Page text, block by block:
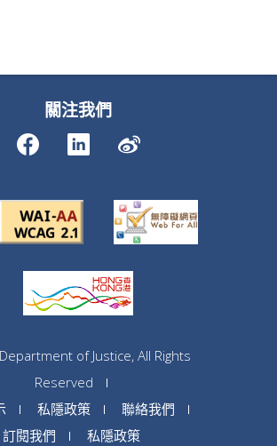
關注我們
of Justice, All Rights
Reserved
私隱政策
聯絡我們
訂閱我們
私隱政策